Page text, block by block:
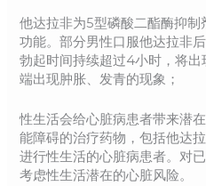
他达拉非为5型磷酸二酯酶抑
功能。部分男性口服他达拉非
勃起时间持续超过4小时，将
端出现肿胀、发青的现象；
性生活会给心脏病患者带来潜
能障碍的治疗药物，包括他达
进行性生活的心脏病患者。对
考虑性生活潜在的心脏风险。